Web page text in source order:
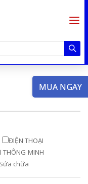
ĐIỆN THOẠI
THÔNG MINH
chữa
MUA NGAY